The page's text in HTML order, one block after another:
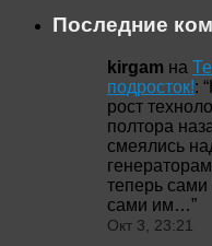
Последние
kirgam на
подросток!: “
рост
полтора
смеялись
теперь
сами им…”
Окт 3, 23:21